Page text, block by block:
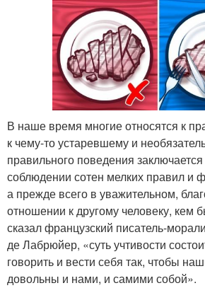
В наше время многие относятся к
к чему-то устаревшему и
правильного поведения
соблюдении сотен мелких правил и
а прежде всего в уважительном,
отношении к другому человеку, кем
сказал французский писатель-
де Лабрюйер, «суть учтивости
говорить и вести себя так, чтобы
довольны и нами, и самими собой».